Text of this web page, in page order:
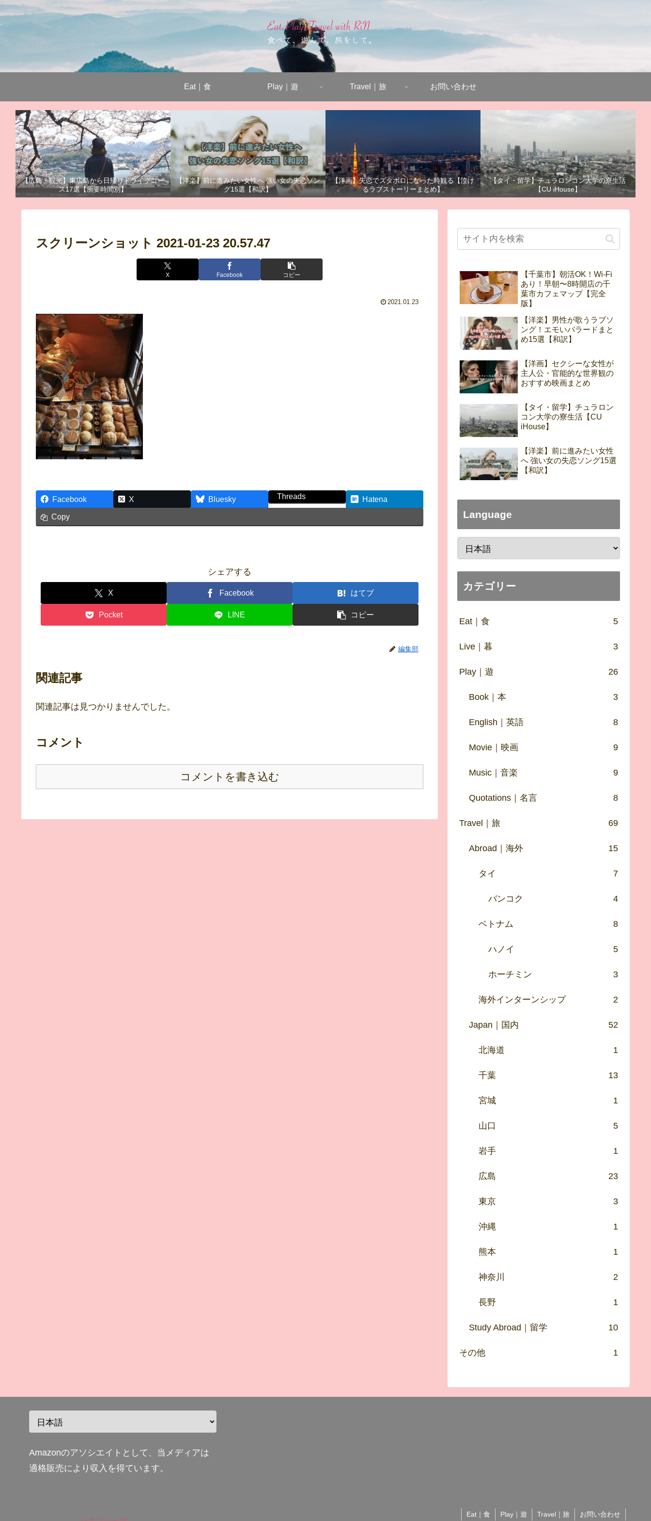
Eat｜食 Play｜遊 Travel｜旅 お問い合わせ
【広島・観光】東広島から日帰りドライブコー
ス17選【所要時間別】
【洋楽】前に進みたい女性へ 強い女の失恋ソン
グ15選【和訳】
【洋画】失恋でズタボロになった時観る【泣け
るラブストーリーまとめ】
【タイ・留学】チュラロンコン大学の寮生活
【CU iHouse】
スクリーンショット 2021-01-23 20.57.47
X Facebook コピー
2021.01.23
Facebook X Bluesky Threads
Hatena
Copy
シェアする
X Facebook はてブ
Pocket LINE コピー
編集部
関連記事
関連記事は見つかりませんでした。
コメント
コメントを書き込む
【千葉市】朝活OK！Wi-Fi
あり！早朝〜8時開店の千
葉市カフェマップ【完全
版】
【洋楽】男性が歌うラブソ
ング！エモいバラードまと
め15選【和訳】
【洋画】セクシーな女性が
主人公・官能的な世界観の
おすすめ映画まとめ
【タイ・留学】チュラロン
コン大学の寮生活【CU
iHouse】
【洋楽】前に進みたい女性
へ 強い女の失恋ソング15選
【和訳】
Language
カテゴリー
Eat｜食 5
Live｜暮 3
Play｜遊 26
Book｜本 3
English｜英語 8
Movie｜映画 9
Music｜音楽 9
Quotations｜名言 8
Travel｜旅 69
Abroad｜海外 15
タイ 7
バンコク 4
ベトナム 8
ハノイ 5
ホーチミン 3
海外インターンシップ 2
Japan｜国内 52
北海道 1
千葉 13
宮城 1
山口 5
岩手 1
広島 23
東京 3
沖縄 1
熊本 1
神奈川 2
長野 1
Study Abroad｜留学 10
その他 1
Amazonのアソシエイトとして、当メディアは
適格販売により収入を得ています。
Eat｜食 Play｜遊 Travel｜旅 お問い合わせ